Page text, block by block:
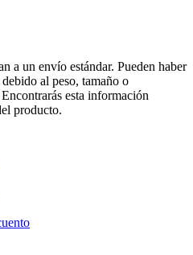
a un envío estándar. Pueden haber
al peso, tamaño o
esta información
producto.